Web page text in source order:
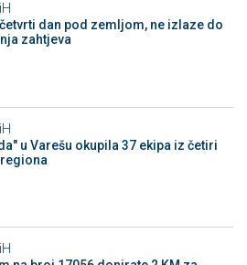
dan pod zemljom, ne izlaze do
zahtjeva
u Varešu okupila 37 ekipa iz četiri